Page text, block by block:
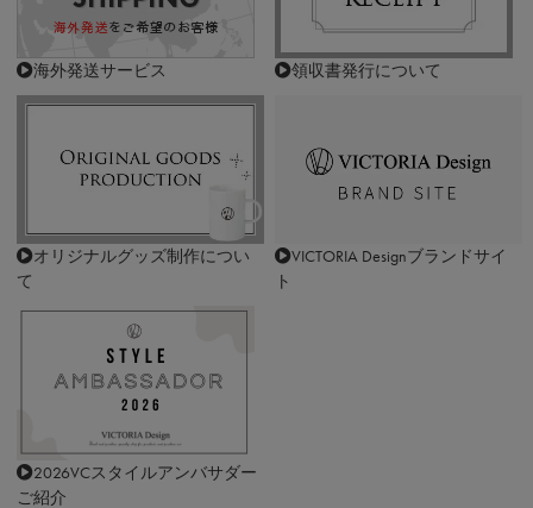
海外発送サービス 領収書発行について
オリジナルグッズ制作につい
て
VICTORIA Designブランドサイ
ト
2026VCスタイルアンバサダー
ご紹介